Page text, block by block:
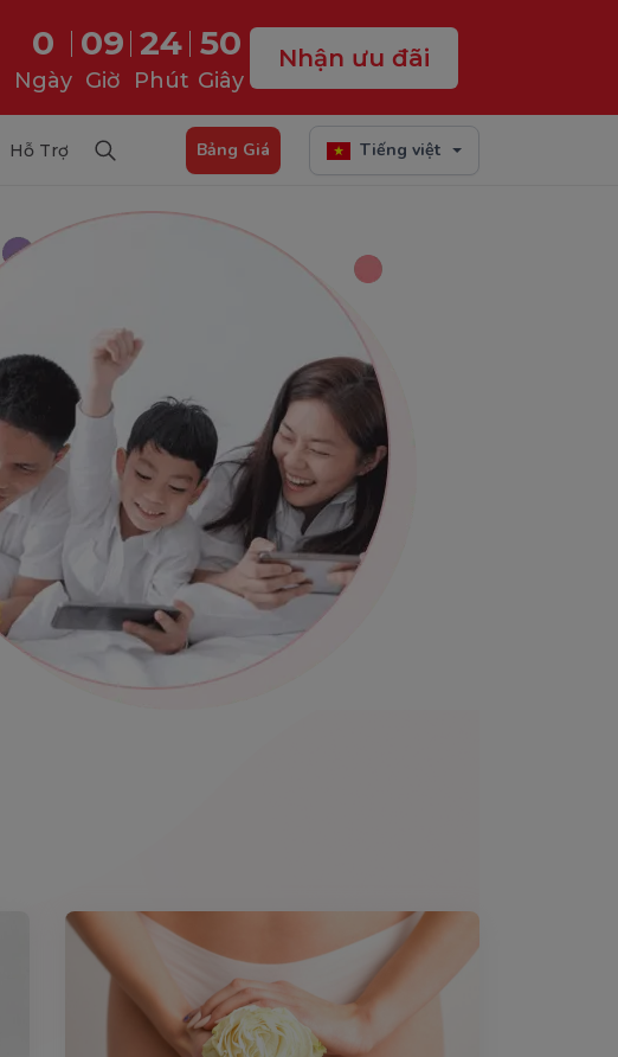
0
Ngày
09
Giờ
24
Phút
49
Giây
Nhận ưu đãi
Hỗ Trợ Bảng Giá Tiếng việt